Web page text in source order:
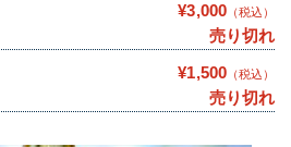
¥3,000 （税込）
売り切れ
¥1,500 （税込）
売り切れ